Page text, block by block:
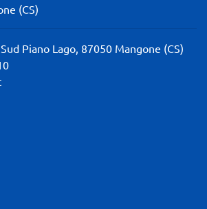
(CS)
Piano Lago, 87050 Mangone (CS)
pagina Facebook
il nostro profilo Instagram
il nostro profilo Twitter
Visualizza il nostro canale YOUTube